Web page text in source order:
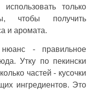
только
чтобы получить
и аромата.
- правильное
Утку по пекински
частей - кусочки
ингредиентов. Это